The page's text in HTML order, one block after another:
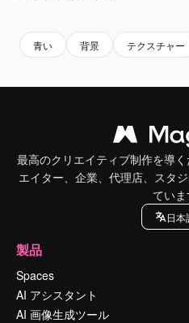
青い 背景 テクスチャー
最高のクリエイティブ制作を導
エイター、企業、代理店、スタ
ていま
日本
製品
Spaces
AI アシスタント
AI 画像生成ツール